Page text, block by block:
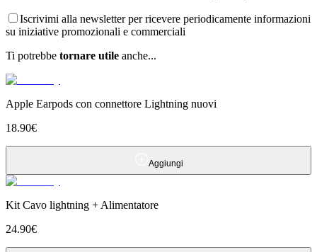
Iscrivimi alla newsletter per ricevere periodicamente informazioni
su iniziative promozionali e commerciali
Ti potrebbe tornare utile anche...
Apple Earpods con connettore Lightning nuovi
18.90€
Aggiungi
Kit Cavo lightning + Alimentatore
24.90€